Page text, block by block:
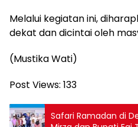
Melalui kegiatan ini,
dekat dan dicintai oleh
(Mustika Wati)
Post Views: 133
Safari Ramadan di